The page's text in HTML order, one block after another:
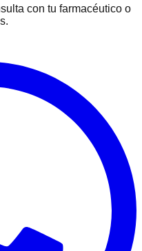
con tu farmacéutico o